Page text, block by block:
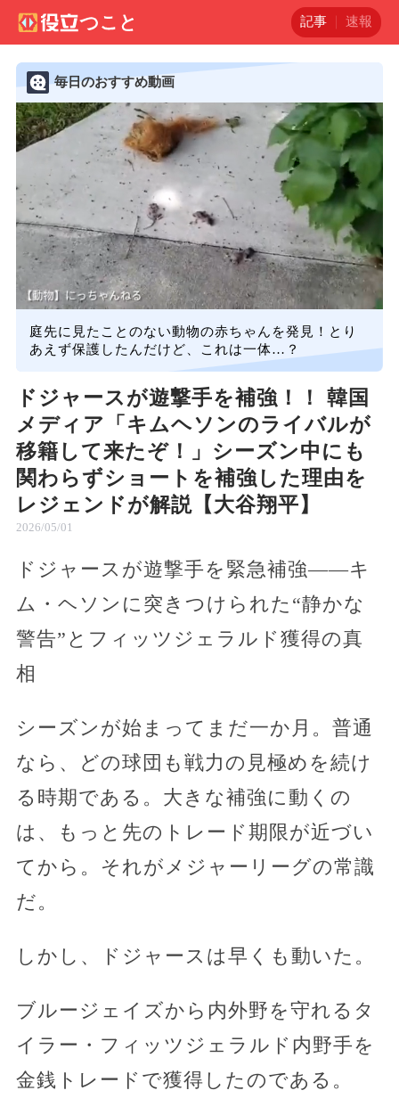
記事 速報
毎日のおすすめ動画
庭先に見たことのない動物の赤ちゃんを発見！とり
あえず保護したんだけど、これは一体…？
ドジャースが遊撃手を補強！！ 韓国
メディア「キムヘソンのライバルが
移籍して来たぞ！」シーズン中にも
関わらずショートを補強した理由を
レジェンドが解説【大谷翔平】
2026/05/01
ドジャースが遊撃手を緊急補強――キ
ム・ヘソンに突きつけられた“静かな
警告”とフィッツジェラルド獲得の真
相
シーズンが始まってまだ一か月。普通
なら、どの球団も戦力の見極めを続け
る時期である。大きな補強に動くの
は、もっと先のトレード期限が近づい
てから。それがメジャーリーグの常識
だ。
しかし、ドジャースは早くも動いた。
ブルージェイズから内外野を守れるタ
イラー・フィッツジェラルド内野手を
金銭トレードで獲得したのである。